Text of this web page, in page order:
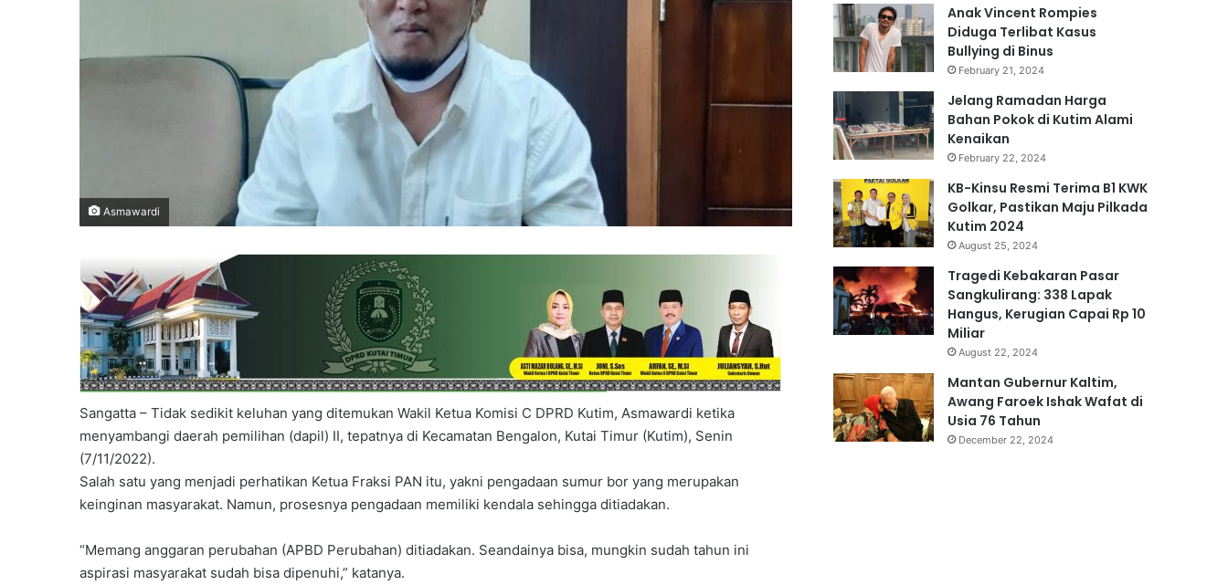
Asmawardi
Sangatta – Tidak sedikit keluhan yang ditemukan Wakil Ketua Komisi C DPRD Kutim, Asmawardi ketika
menyambangi daerah pemilihan (dapil) II, tepatnya di Kecamatan Bengalon, Kutai Timur (Kutim), Senin
(7/11/2022).
Salah satu yang menjadi perhatikan Ketua Fraksi PAN itu, yakni pengadaan sumur bor yang merupakan
keinginan masyarakat. Namun, prosesnya pengadaan memiliki kendala sehingga ditiadakan.
“Memang anggaran perubahan (APBD Perubahan) ditiadakan. Seandainya bisa, mungkin sudah tahun ini
aspirasi masyarakat sudah bisa dipenuhi,” katanya.
Anak Vincent Rompies
Diduga Terlibat Kasus
Bullying di Binus
February 21, 2024
Jelang Ramadan Harga
Bahan Pokok di Kutim Alami
Kenaikan
February 22, 2024
KB-Kinsu Resmi Terima B1 KWK
Golkar, Pastikan Maju Pilkada
Kutim 2024
August 25, 2024
Tragedi Kebakaran Pasar
Sangkulirang: 338 Lapak
Hangus, Kerugian Capai Rp 10
Miliar
August 22, 2024
Mantan Gubernur Kaltim,
Awang Faroek Ishak Wafat di
Usia 76 Tahun
December 22, 2024